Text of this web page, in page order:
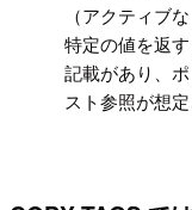
（アクティブ
特定の値を返
記載があり、
スト参照が想